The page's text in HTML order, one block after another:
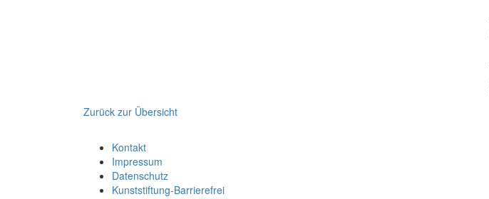
Zurück zur Übersicht
Kontakt
Impressum
Datenschutz
Kunststiftung-Barrierefrei